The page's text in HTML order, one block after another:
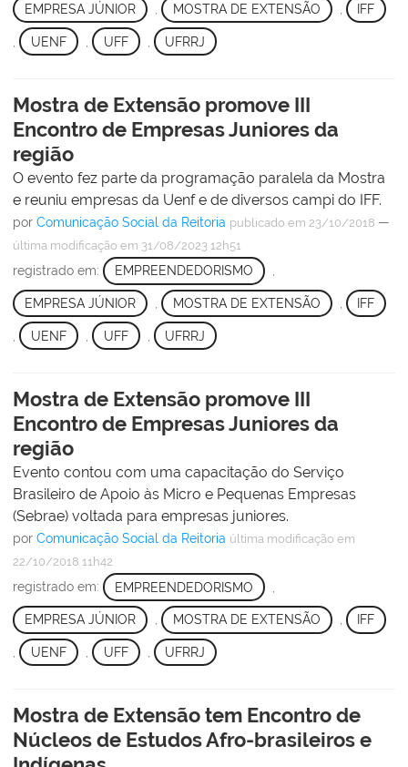
EMPRESA JÚNIOR MOSTRA DE EXTENSÃO IFF
UENF UFF UFRRJ
Mostra de Extensão promove III
Encontro de Empresas Juniores da
região
O evento fez parte da programação paralela da Mostra
e reuniu empresas da Uenf e de diversos campi do IFF.
por Comunicação Social da Reitoria publicado em 23/10/2018 —
última modificação em 31/08/2023 12h51
registrado em: EMPREENDEDORISMO ,
EMPRESA JÚNIOR MOSTRA DE EXTENSÃO IFF
UENF UFF UFRRJ
Mostra de Extensão promove III
Encontro de Empresas Juniores da
região
Evento contou com uma capacitação do Serviço
Brasileiro de Apoio às Micro e Pequenas Empresas
(Sebrae) voltada para empresas juniores.
por Comunicação Social da Reitoria última modificação em
22/10/2018 11h42
registrado em: EMPREENDEDORISMO
EMPRESA JÚNIOR , MOSTRA DE EXTENSÃO , IFF
UENF UFF UFRRJ
Mostra de Extensão tem Encontro de
Núcleos de Estudos Afro-brasileiros e